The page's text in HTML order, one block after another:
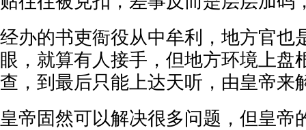
经办的书吏衙役从中牟利，地方官也
眼，就算有人接手，但地方环境上盘
查，到最后只能上达天听，由皇帝来
皇帝固然可以解决很多问题，但皇帝